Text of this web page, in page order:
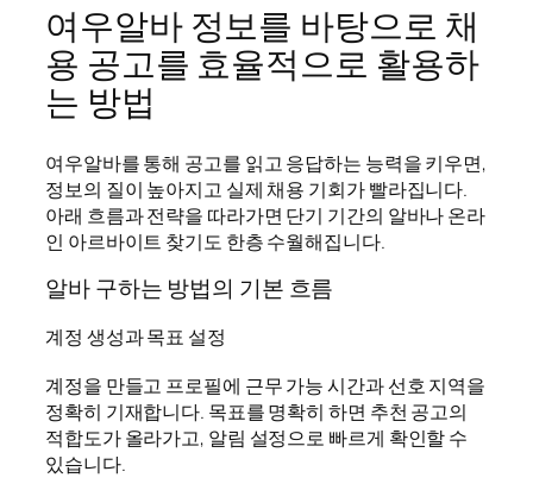
여우알바 정보를 바탕으로 채
용 공고를 효율적으로 활용하
는 방법
여우알바를 통해 공고를 읽고 응답하는 능력을 키우면,
정보의 질이 높아지고 실제 채용 기회가 빨라집니다.
아래 흐름과 전략을 따라가면 단기 기간의 알바나 온라
인 아르바이트 찾기도 한층 수월해집니다.
알바 구하는 방법의 기본 흐름
계정 생성과 목표 설정
계정을 만들고 프로필에 근무 가능 시간과 선호 지역을
정확히 기재합니다. 목표를 명확히 하면 추천 공고의
적합도가 올라가고, 알림 설정으로 빠르게 확인할 수
있습니다.